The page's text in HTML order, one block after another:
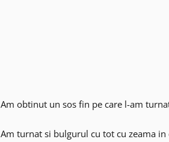
Am obtinut un sos fin pe care l-am
Am turnat si bulgurul cu tot cu zeama in